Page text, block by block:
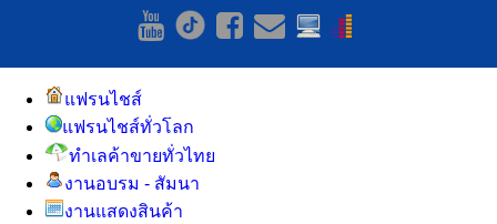
แฟรนไชส์
แฟรนไชส์ทั่วโลก
ทำเลค้าขายทั่วไทย
งานอบรม - สัมนา
งานแสดงสินค้า